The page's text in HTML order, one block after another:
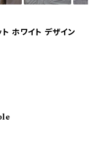
ホワイト デザイン